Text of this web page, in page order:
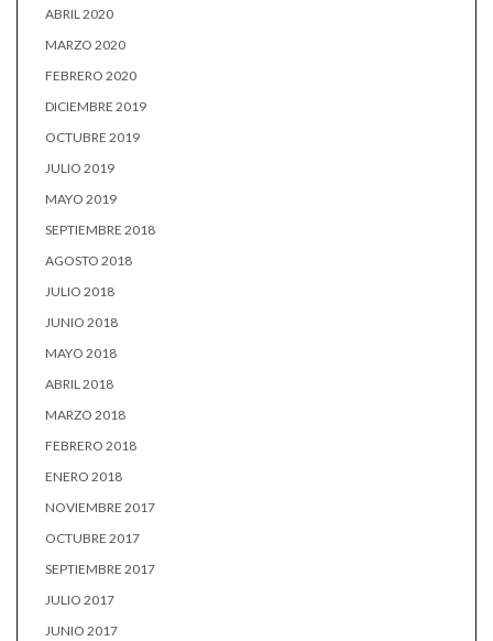
ABRIL 2020
MARZO 2020
FEBRERO 2020
DICIEMBRE 2019
OCTUBRE 2019
JULIO 2019
MAYO 2019
SEPTIEMBRE 2018
AGOSTO 2018
JULIO 2018
JUNIO 2018
MAYO 2018
ABRIL 2018
MARZO 2018
FEBRERO 2018
ENERO 2018
NOVIEMBRE 2017
OCTUBRE 2017
SEPTIEMBRE 2017
JULIO 2017
JUNIO 2017